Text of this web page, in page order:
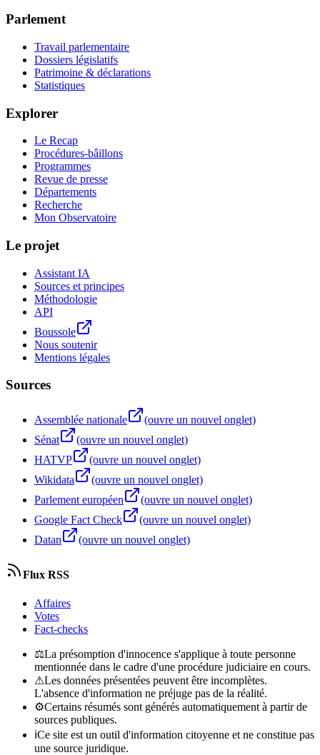
Parlement
Travail parlementaire
Dossiers législatifs
Patrimoine & déclarations
Statistiques
Explorer
Le Recap
Procédures-bâillons
Programmes
Revue de presse
Départements
Recherche
Mon Observatoire
Le projet
Assistant IA
Sources et principes
Méthodologie
API
Boussole
Nous soutenir
Mentions légales
Sources
Assemblée nationale
(ouvre un nouvel onglet)
Sénat
(ouvre un nouvel onglet)
HATVP
(ouvre un nouvel onglet)
Wikidata
(ouvre un nouvel onglet)
Parlement européen
(ouvre un nouvel onglet)
Google Fact Check
(ouvre un nouvel onglet)
Datan
(ouvre un nouvel onglet)
Flux RSS
Affaires
Votes
Fact-checks
⚖La présomption d'innocence s'applique à toute personne
mentionnée dans le cadre d'une procédure judiciaire en cours.
⚠Les données présentées peuvent être incomplètes.
L'absence d'information ne préjuge pas de la réalité.
⚙Certains résumés sont générés automatiquement à partir de
sources publiques.
ℹCe site est un outil d'information citoyenne et ne constitue pas
une source juridique.